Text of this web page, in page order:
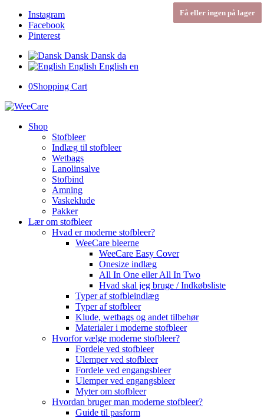
Instagram
Facebook
Pinterest
Dansk Dansk da
English English en
0Shopping Cart
Shop
Stofbleer
Indlæg til stofbleer
Wetbags
Lanolinsalve
Stofbind
Amning
Vaskeklude
Pakker
Lær om stofbleer
Hvad er moderne stofbleer?
WeeCare bleerne
WeeCare Easy Cover
Onesize indlæg
All In One eller All In Two
Hvad skal jeg bruge / Indkøbsliste
Typer af stofbleindlæg
Typer af stofbleer
Klude, wetbags og andet tilbehør
Materialer i moderne stofbleer
Hvorfor vælge moderne stofbleer?
Fordele ved stofbleer
Ulemper ved stofbleer
Fordele ved engangsbleer
Ulemper ved engangsbleer
Myter om stofbleer
Hvordan bruger man moderne stofbleer?
Guide til pasform
Få eller ingen på lager
Få eller ingen på lager
Få eller ingen på lager